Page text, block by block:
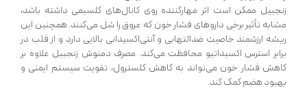
زنجبیل ممکن است اثر مهارکننده روی کانال‌های کلسیمی داشته باشد،
مشابه تأثیر برخی داروهای فشار خون که عروق را شل می‌کنند. همچنین این
ریشه ارزشمند خاصیت ضدالتهابی و آنتی‌اکسیدانی بالایی دارد و از قلب در
برابر استرس اکسیداتیو محافظت می‌کند. مصرف دمنوش زنجبیل علاوه بر
کاهش فشار خون می‌تواند به کاهش کلسترول، تقویت سیستم ایمنی و
بهبود هضم کمک کند.